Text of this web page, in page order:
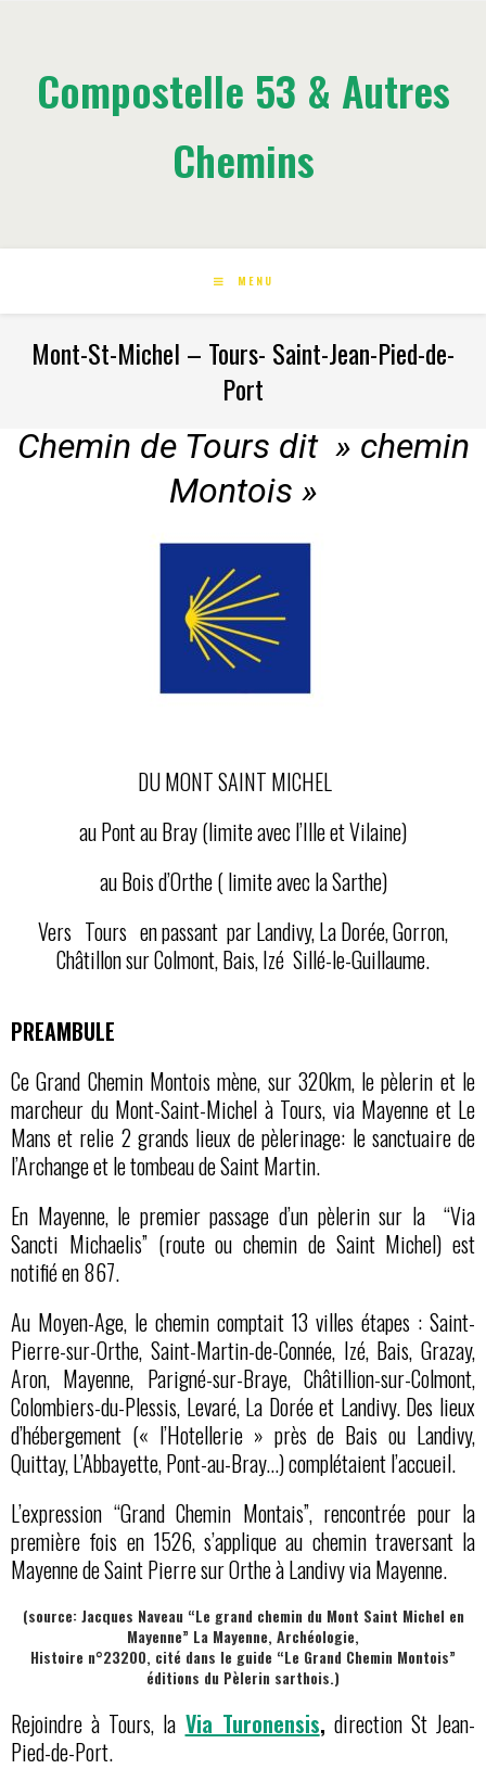
Compostelle 53 & Autres
Chemins
MENU
Mont-St-Michel – Tours- Saint-Jean-Pied-de-
Port
Chemin de Tours dit » chemin
Montois »
DU MONT SAINT MICHEL
au Pont au Bray (limite avec l’Ille et Vilaine)
au Bois d’Orthe ( limite avec la Sarthe)
Vers Tours en passant par Landivy, La Dorée, Gorron,
Châtillon sur Colmont, Bais, Izé Sillé-le-Guillaume.
PREAMBULE
Ce Grand Chemin Montois mène, sur 320km, le pèlerin et le
marcheur du Mont-Saint-Michel à Tours, via Mayenne et Le
Mans et relie 2 grands lieux de pèlerinage: le sanctuaire de
l’Archange et le tombeau de Saint Martin.
En Mayenne, le premier passage d’un pèlerin sur la “Via
Sancti Michaelis” (route ou chemin de Saint Michel) est
notifié en 867.
Au Moyen-Age, le chemin comptait 13 villes étapes : Saint-
Pierre-sur-Orthe, Saint-Martin-de-Connée, Izé, Bais, Grazay,
Aron, Mayenne, Parigné-sur-Braye, Châtillion-sur-Colmont,
Colombiers-du-Plessis, Levaré, La Dorée et Landivy. Des lieux
d’hébergement (« l’Hotellerie » près de Bais ou Landivy,
Quittay, L’Abbayette, Pont-au-Bray…) complétaient l’accueil.
L’expression “Grand Chemin Montais”, rencontrée pour la
première fois en 1526, s’applique au chemin traversant la
Mayenne de Saint Pierre sur Orthe à Landivy via Mayenne.
(source: Jacques Naveau “Le grand chemin du Mont Saint Michel en
Mayenne” La Mayenne, Archéologie,
Histoire n°23200, cité dans le guide “Le Grand Chemin Montois”
éditions du Pèlerin sarthois.)
Rejoindre à Tours, la Via Turonensis, direction St Jean-
Pied-de-Port.